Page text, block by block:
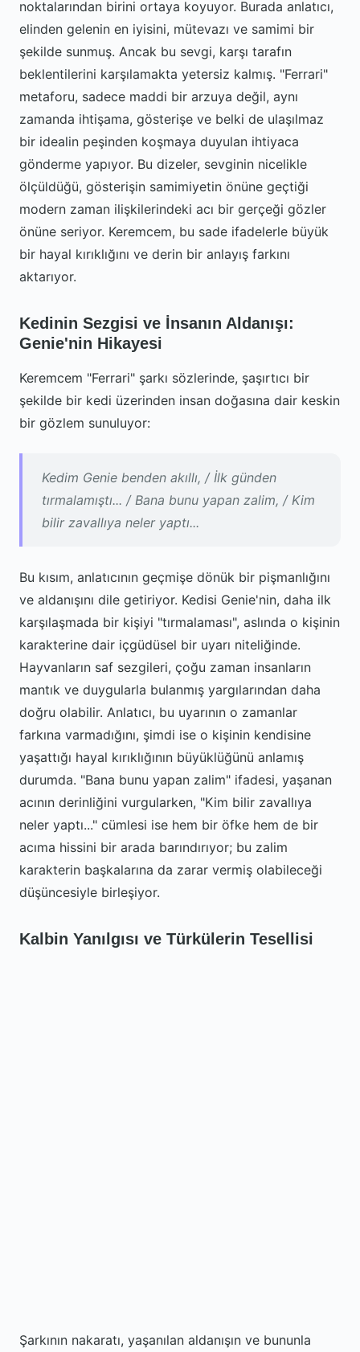
noktalarından birini ortaya koyuyor. Burada anlatıcı,
elinden gelenin en iyisini, mütevazı ve samimi bir
şekilde sunmuş. Ancak bu sevgi, karşı tarafın
beklentilerini karşılamakta yetersiz kalmış. "Ferrari"
metaforu, sadece maddi bir arzuya değil, aynı
zamanda ihtişama, gösterişe ve belki de ulaşılmaz
bir idealin peşinden koşmaya duyulan ihtiyaca
gönderme yapıyor. Bu dizeler, sevginin nicelikle
ölçüldüğü, gösterişin samimiyetin önüne geçtiği
modern zaman ilişkilerindeki acı bir gerçeği gözler
önüne seriyor. Keremcem, bu sade ifadelerle büyük
bir hayal kırıklığını ve derin bir anlayış farkını
aktarıyor.
Kedinin Sezgisi ve İnsanın Aldanışı:
Genie'nin Hikayesi
Keremcem "Ferrari" şarkı sözlerinde, şaşırtıcı bir
şekilde bir kedi üzerinden insan doğasına dair keskin
bir gözlem sunuluyor:
Kedim Genie benden akıllı, / İlk günden
tırmalamıştı... / Bana bunu yapan zalim, / Kim
bilir zavallıya neler yaptı...
Bu kısım, anlatıcının geçmişe dönük bir pişmanlığını
ve aldanışını dile getiriyor. Kedisi Genie'nin, daha ilk
karşılaşmada bir kişiyi "tırmalaması", aslında o kişinin
karakterine dair içgüdüsel bir uyarı niteliğinde.
Hayvanların saf sezgileri, çoğu zaman insanların
mantık ve duygularla bulanmış yargılarından daha
doğru olabilir. Anlatıcı, bu uyarının o zamanlar
farkına varmadığını, şimdi ise o kişinin kendisine
yaşattığı hayal kırıklığının büyüklüğünü anlamış
durumda. "Bana bunu yapan zalim" ifadesi, yaşanan
acının derinliğini vurgularken, "Kim bilir zavallıya
neler yaptı..." cümlesi ise hem bir öfke hem de bir
acıma hissini bir arada barındırıyor; bu zalim
karakterin başkalarına da zarar vermiş olabileceği
düşüncesiyle birleşiyor.
Kalbin Yanılgısı ve Türkülerin Tesellisi
Şarkının nakaratı, yaşanılan aldanışın ve bununla